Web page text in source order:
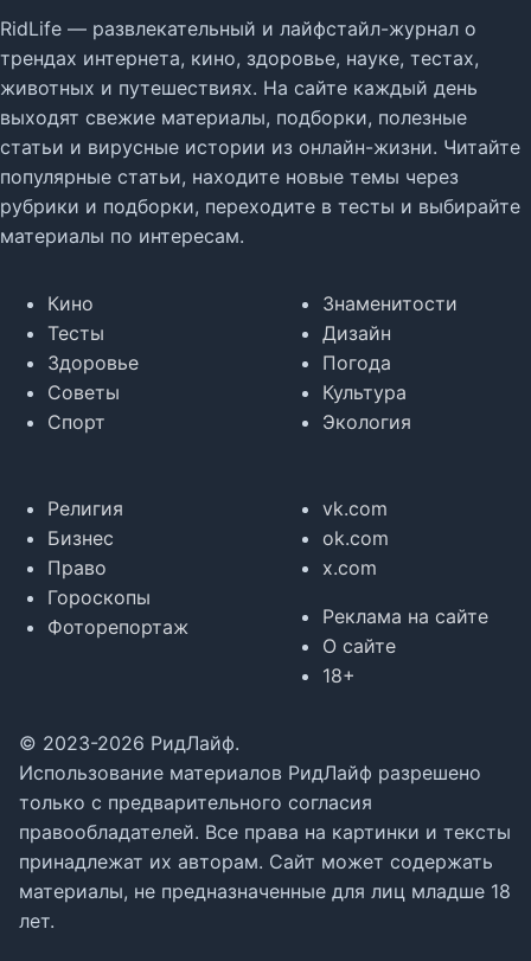
RidLife — развлекательный и лайфстайл-журнал о
трендах интернета, кино, здоровье, науке, тестах,
животных и путешествиях. На сайте каждый день
выходят свежие материалы, подборки, полезные
статьи и вирусные истории из онлайн-жизни. Читайте
популярные статьи, находите новые темы через
рубрики и подборки, переходите в тесты и выбирайте
материалы по интересам.
Кино
Тесты
Здоровье
Советы
Спорт
Знаменитости
Дизайн
Погода
Культура
Экология
Религия
Бизнес
Право
Гороскопы
Фоторепортаж
vk.com
ok.com
x.com
Реклама на сайте
О сайте
18+
© 2023-2026 РидЛайф.
Использование материалов РидЛайф разрешено
только с предварительного согласия
правообладателей. Все права на картинки и тексты
принадлежат их авторам. Сайт может содержать
материалы, не предназначенные для лиц младше 18
лет.